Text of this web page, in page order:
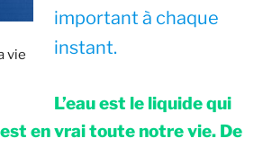
vie
important à chaque
instant.
L’eau est le liquide qui
en vrai toute notre vie. De